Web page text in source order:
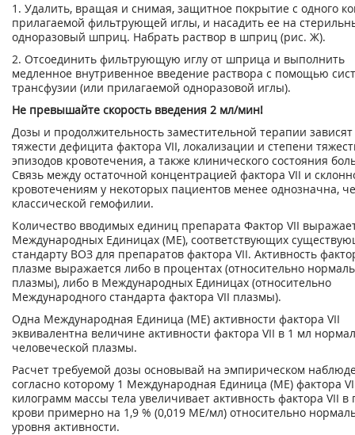
1. Удалить, вращая и снимая, защитное покрытие с одного
прилагаемой фильтрующей иглы, и насадить ее на
одноразовый шприц. Набрать раствор в шприц (рис. Ж).
2. Отсоединить фильтрующую иглу от шприца и выполнить
медленное внутривенное введение раствора с помощью
трансфузии (или прилагаемой одноразовой иглы).
Не превышайте скорость введения 2 мл/мин!
Дозы и продолжительность заместительной терапии зависят
тяжести дефицита фактора VII, локализации и степени
эпизодов кровотечения, а также клинического состояния
Связь между остаточной концентрацией фактора VII и
кровотечениям у некоторых пациентов менее однозначна,
классической гемофилии.
Количество вводимых единиц препарата Фактор VII
Международных Единицах (ME), соответствующих
стандарту ВОЗ для препаратов фактора VII. Активность
плазме выражается либо в процентах (относительно
плазмы), либо в Международных Единицах (относительно
Международного стандарта фактора VII плазмы).
Одна Международная Единица (ME) активности фактора VII
эквивалентна величине активности фактора VII в 1 мл
человеческой плазмы.
Расчет требуемой дозы основывай на эмпирическом
согласно которому 1 Международная Единица (ME) фактора
килограмм массы тела увеличивает активность фактора VII в
крови примерно на 1,9 % (0,019 МЕ/мл) относительно
уровня активности.